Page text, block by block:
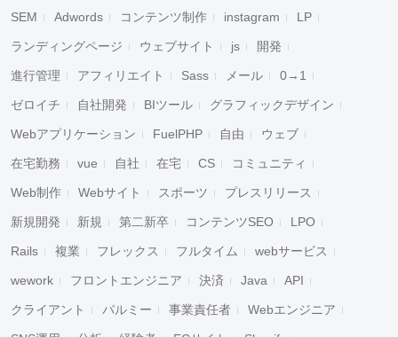
SEM Adwords コンテンツ制作 instagram LP
ランディングページ ウェブサイト js 開発
進行管理 アフィリエイト Sass メール 0→1
ゼロイチ 自社開発 BIツール グラフィックデザイン
Webアプリケーション FuelPHP 自由 ウェブ
在宅勤務 vue 自社 在宅 CS コミュニティ
Web制作 Webサイト スポーツ プレスリリース
新規開発 新規 第二新卒 コンテンツSEO LPO
Rails 複業 フレックス フルタイム webサービス
wework フロントエンジニア 決済 Java API
クライアント パルミー 事業責任者 Webエンジニア